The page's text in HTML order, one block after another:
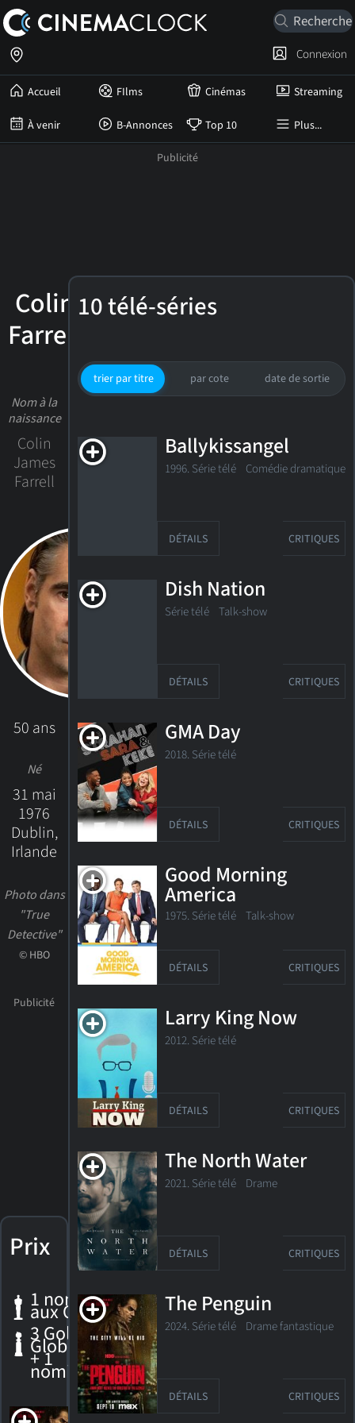
Accueil FIlms Cinémas Streaming
À venir B-Annonces Top 10 Plus...
Connexion
Colin
Farrell
Nom à la
naissance
Colin
James
Farrell
50 ans
Né
31 mai
1976
Dublin,
Irlande
Photo dans
"True
Detective"
© HBO
Prix
1 nomination
aux Oscars
3 Golden
Globes
+ 1
nomination
The
10 télé-séries
trier par titre par cote date de sortie
Ballykissangel
1996. Série télé Comédie dramatique
DÉTAILS CRITIQUES
Dish Nation
Série télé Talk-show
DÉTAILS CRITIQUES
GMA Day
2018. Série télé
DÉTAILS CRITIQUES
Good Morning
America
1975. Série télé Talk-show
DÉTAILS CRITIQUES
Larry King Now
2012. Série télé
DÉTAILS CRITIQUES
The North Water
2021. Série télé Drame
DÉTAILS CRITIQUES
The Penguin
2024. Série télé Drame fantastique
DÉTAILS CRITIQUES